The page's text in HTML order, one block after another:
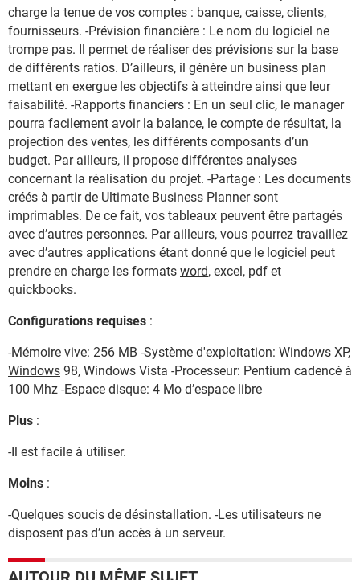
charge la tenue de vos comptes : banque, caisse, clients,
fournisseurs. -Prévision financière : Le nom du logiciel ne
trompe pas. Il permet de réaliser des prévisions sur la base
de différents ratios. D’ailleurs, il génère un business plan
mettant en exergue les objectifs à atteindre ainsi que leur
faisabilité. -Rapports financiers : En un seul clic, le manager
pourra facilement avoir la balance, le compte de résultat, la
projection des ventes, les différents composants d’un
budget. Par ailleurs, il propose différentes analyses
concernant la réalisation du projet. -Partage : Les documents
créés à partir de Ultimate Business Planner sont
imprimables. De ce fait, vos tableaux peuvent être partagés
avec d’autres personnes. Par ailleurs, vous pourrez travaillez
avec d’autres applications étant donné que le logiciel peut
prendre en charge les formats word, excel, pdf et
quickbooks.
Configurations requises :
-Mémoire vive: 256 MB -Système d'exploitation: Windows XP,
Windows 98, Windows Vista -Processeur: Pentium cadencé à
100 Mhz -Espace disque: 4 Mo d’espace libre
Plus :
-Il est facile à utiliser.
Moins :
-Quelques soucis de désinstallation. -Les utilisateurs ne
disposent pas d’un accès à un serveur.